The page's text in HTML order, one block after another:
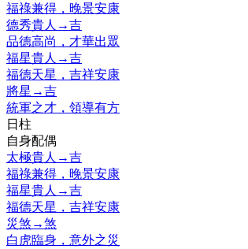
福祿兼得，晚景安康
德秀貴人 →吉
品德高尚，才華出眾
福星貴人 →吉
福德天星，吉祥安康
將星 →吉
統軍之才，領導有方
日柱
自身配偶
太極貴人 →吉
福祿兼得，晚景安康
福星貴人 →吉
福德天星，吉祥安康
災煞 →煞
白虎臨身，意外之災